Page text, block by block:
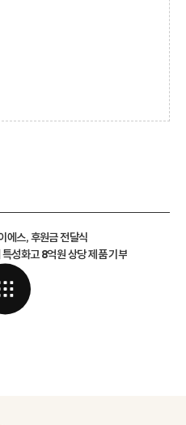
에스, 후원금 전달식
성화고 8억원 상당 제품 기부